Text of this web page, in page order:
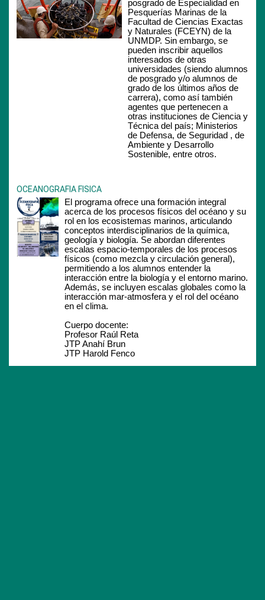
posgrado de Especialidad en
Pesquerías Marinas de la
Facultad de Ciencias Exactas
y Naturales (FCEYN) de la
UNMDP. Sin embargo, se
pueden inscribir aquellos
interesados de otras
universidades (siendo alumnos
de posgrado y/o alumnos de
grado de los últimos años de
carrera), como así también
agentes que pertenecen a
otras instituciones de Ciencia y
Técnica del país; Ministerios
de Defensa, de Seguridad , de
Ambiente y Desarrollo
Sostenible, entre otros.
OCEANOGRAFIA FISICA
El programa ofrece una formación integral
acerca de los procesos físicos del océano y su
rol en los ecosistemas marinos, articulando
conceptos interdisciplinarios de la química,
geología y biología. Se abordan diferentes
escalas espacio-temporales de los procesos
físicos (como mezcla y circulación general),
permitiendo a los alumnos entender la
interacción entre la biología y el entorno marino.
Además, se incluyen escalas globales como la
interacción mar-atmosfera y el rol del océano
en el clima.
Cuerpo docente:
Profesor Raúl Reta
JTP Anahí Brun
JTP Harold Fenco